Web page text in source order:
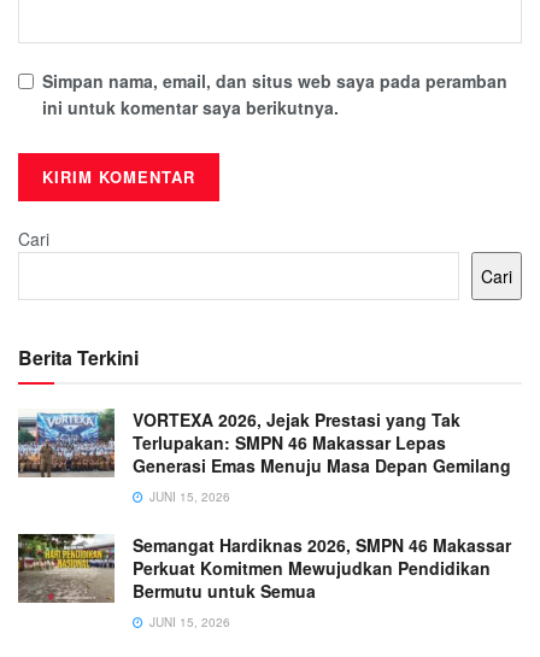
Simpan nama, email, dan situs web saya pada peramban
ini untuk komentar saya berikutnya.
Cari
Cari
Berita Terkini
VORTEXA 2026, Jejak Prestasi yang Tak
Terlupakan: SMPN 46 Makassar Lepas
Generasi Emas Menuju Masa Depan Gemilang
JUNI 15, 2026
Semangat Hardiknas 2026, SMPN 46 Makassar
Perkuat Komitmen Mewujudkan Pendidikan
Bermutu untuk Semua
JUNI 15, 2026